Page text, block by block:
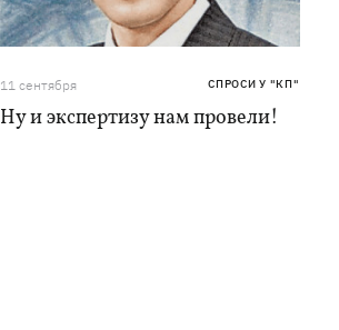
11 сентября СПРОСИ У "КП"
Ну и экспертизу нам провели!